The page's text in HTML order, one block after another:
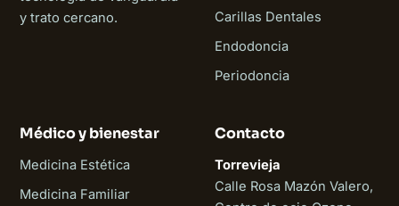
y trato cercano.
Carillas Dentales
Endodoncia
Periodoncia
Médico y bienestar
Medicina Estética
Medicina Familiar
Contacto
Torrevieja
Calle Rosa Mazón Valero,